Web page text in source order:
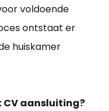
voldoende
ontstaat er
huiskamer
CV aansluiting?